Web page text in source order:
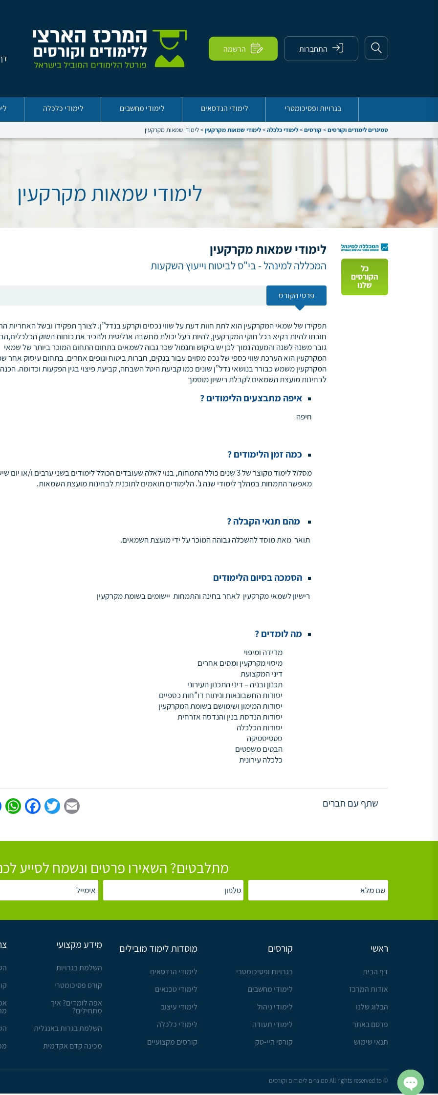
התחברות
הרשמה
בגרויות ופסיכומטרי לימודי הנדסאים לימודי מחשבים לימודי כלכלה
סמינרים לימודים וקורסים>קורסים>לימודי כלכלה>לימודי שמאות מקרקעין>לימודי שמאות מקרקעין
לימודי שמאות מקרקעין
כל
הקורסים
שלנו
לימודי שמאות מקרקעין
המכללה למינהל - בי"ס לביטוח וייעוץ השקעות
פרטי הקורס
תפקידו של שמאי המקרקעין הוא לתת חוות דעת על שווי נכסים וקרקע בנדל”ן. לצורך תפקידו ובשל האחריות
חובתו להיות בקיא בכל חוקי המקרקעין, להיות בעל יכולת מחשבה אנליטית ולהכיר את כוחות השוק
גובר משנה לשנה והמענה נמוך לכן יש ביקוש ותגמול שכר גבוה לשמאים בתחום התחום המוכר ביותר של שמאי
המקרקעין הוא הערכת שווי כספי של נכס מסוים עבור בנקים, חברות ביטוח וגופים אחרים. בתחום עיסוק אחר
המקרקעין משמש כבורר בנושאי נדל”ן שונים כמו קביעת היטל השבחה, קביעת פיצוי בגין הפקעות וכדומה. הכנה
לבחינות מועצת השמאים לקבלת רישיון מוסמך
איפה מתבצעים הלימודים ?
חיפה
כמה זמן הלימודים ?
מסלול לימוד מקוצר של 3 שנים כולל התמחות, בנוי לאלה שעובדים הכולל לימודים בשני ערבים ו/או יום
מאפשר התמחות במהלך לימודי שנה ג’. הלימודים תואמים לתוכנית לבחינות מועצת השמאות.
מהם תנאי הקבלה ?
תואר מאת מוסד להשכלה גבוהה המוכר על ידי מועצת השמאים.
הסמכה בסיום הלימודים
רישיון לשמאי מקרקעין לאחר בחינה והתמחות יישומים בשומת מקרקעין
מה לומדים ?
מדידה ומיפוי
מיסוי מקרקעין ומסים אחרים
דיני המקצועת
תכנון ובניה – דיני התכנון העירוני
יסודות החשבונאות וניתוח דו”חות כספיים
יסודות המימון ושימושם בשומת המקרקעין
יסודות הנדסת בנין והנדסה אזרחית
יסודות הכלכלה
סטטיסטיקה
הבטים משפטים
כלכלה עירונית
שתף עם חברים Email
מתלבטים? השאירו פרטים ונשמח לסייע
ראשי
דף הבית
אודות המרכז
הבלוג שלנו
פרסם באתר
תנאי שימוש
קורסים
בגרויות ופסיכומטרי
לימודי מחשבים
לימודי ניהול
לימודי תעודה
קורסי היי-טק
מוסדות לימוד מובילים
לימודי הנדסאים
לימודי טכנאים
לימודי עיצוב
לימודי כלכלה
קורסים מקצועיים
מידע מקצועי
השלמת בגרויות
קורס פסיכומטרי
אפה לומדים? איך
מתחילים?
השלמת בגרות באנגלית
מכינה קדם אקדמית
© All rights reserved to סמינרים לימודים וקורסים